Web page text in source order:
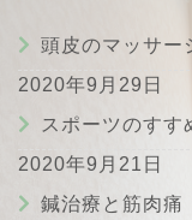
頭皮のマッサー
2020年9月29日
スポーツのすす
2020年9月21日
鍼治療と筋肉痛